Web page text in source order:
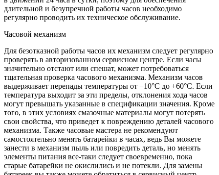
длительной и безупречной работы часов необходимо
регулярно проводить их техническое обслуживание.
Часовой механизм
Для безотказной работы часов их механизм следует регулярно
проверять в авторизованном сервисном центре. Если часы
значительно отстают или спешат, может потребоваться
тщательная проверка часового механизма. Механизм часов
выдерживает перепады температуры от −10°C до +60°C. Если
температура выходит за эти пределы, отклонения хода часов
могут превышать указанные в спецификации значения. Кроме
того, в этих условиях смазочные материалы могут потерять
свои свойства, что приведет к повреждению деталей часового
механизма. Также часовые мастера не рекомендуют
самостоятельно менять батарейки в часах, ведь Вы можете
занести в механизм пыль или повредить деталь, но менять
элементы питания все-таки следует своевременно, пока
старые батарейки не окислились и не потекли. Для замены